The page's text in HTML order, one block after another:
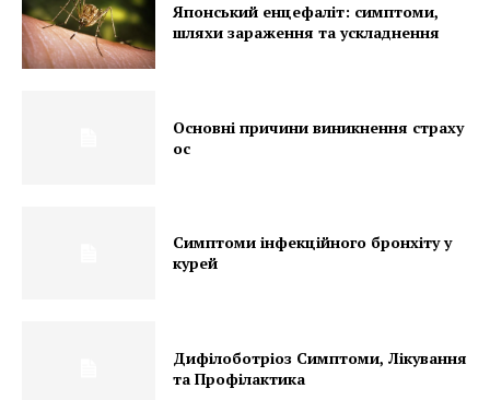
Японський енцефаліт: симптоми,
шляхи зараження та ускладнення
Основні причини виникнення страху
ос
Симптоми інфекційного бронхіту у
курей
Дифілоботріоз Симптоми, Лікування
та Профілактика